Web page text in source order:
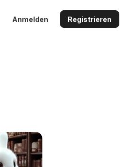
Anmelden Registrieren